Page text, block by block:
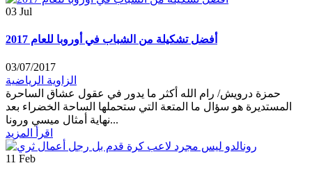
03 Jul
أفضل تشكيلة من الشباب في أوروبا للعام 2017
03/07/2017
الزاوية الرياضية
حمزة درويش/ رام الله أكثر ما يدور في عقول عشاق الساحرة
المستديرة هو سؤال ما المتعة التي ستحملها الساحة الخضراء بعد
نهاية أمثال ميسي ورونا...
اقرأ المزيد
11 Feb